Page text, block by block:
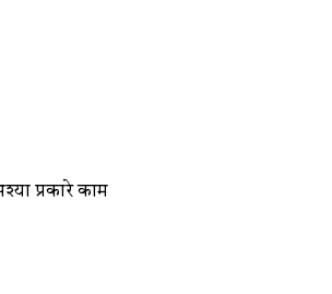
प्रकारे काम